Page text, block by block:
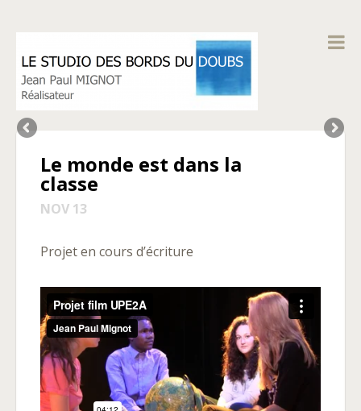
Le monde est dans la
classe
NOV 13
Projet en cours d’écriture